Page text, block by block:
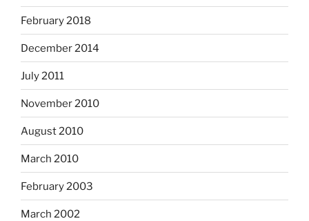
February 2018
December 2014
July 2011
November 2010
August 2010
March 2010
February 2003
March 2002